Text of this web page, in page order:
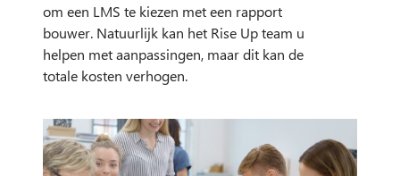
om een LMS te kiezen met een rapport
bouwer. Natuurlijk kan het Rise Up team u
helpen met aanpassingen, maar dit kan de
totale kosten verhogen.